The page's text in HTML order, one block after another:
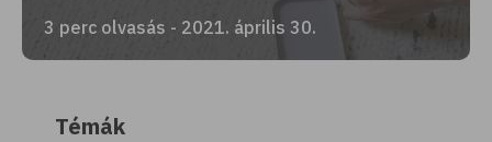
3 perc olvasás - 2021. április 30.
Témák